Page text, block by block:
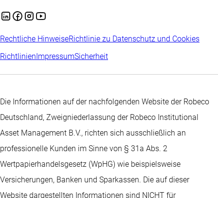
Rechtliche HinweiseRichtlinie zu Datenschutz und Cookies
Richtlinien ImpressumSicherheit
Die Informationen auf der nachfolgenden Website der Robeco
Deutschland, Zweigniederlassung der Robeco Institutional
Asset Management B.V., richten sich ausschließlich an
professionelle Kunden im Sinne von § 31a Abs. 2
Wertpapierhandelsgesetz (WpHG) wie beispielsweise
Versicherungen, Banken und Sparkassen. Die auf dieser
Website dargestellten Informationen sind NICHT für